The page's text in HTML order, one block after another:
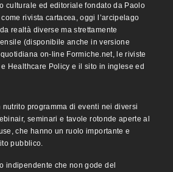
culturale ed editoriale fondato da Paolo
rivista cartacea, oggi l’arcipelago
realtà diverse ma strettamente
(disponibile anche in versione
on-line Formiche.net, le riviste
Healthcare Policy e il sito in inglese ed
nutrito programma di eventi nei diversi
seminari e tavole rotonde aperte al
che hanno un ruolo importante e
pubblico.
indipendente che non gode del